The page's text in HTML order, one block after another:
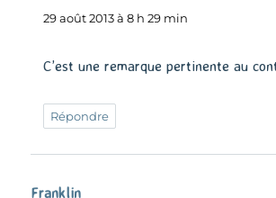
29 août 2013 à 8 h 29 min
C’est une remarque pertinente au
Répondre
Franklin